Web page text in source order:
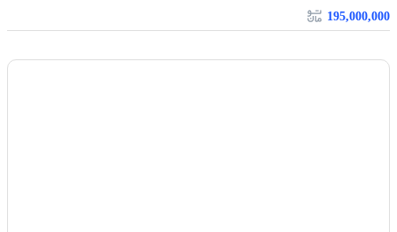
195,000,000